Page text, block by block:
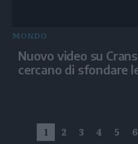
MONDO
Nuovo video su
cercano di sfondare
1 2 3 4 5 6